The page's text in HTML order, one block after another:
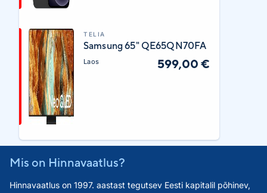
TELIA
Samsung 65" QE65QN70FA
Laos 599,00 €
Mis on Hinnavaatlus?
Hinnavaatlus on 1997. aastast tegutsev Eesti kapitalil põhinev,